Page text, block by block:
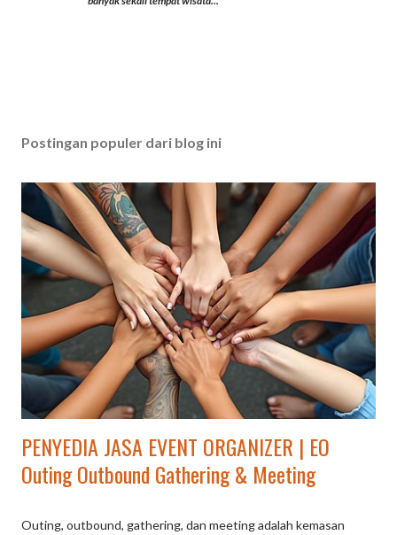
Postingan populer dari blog ini
PENYEDIA JASA EVENT ORGANIZER | EO
Outing Outbound Gathering & Meeting
Outing, outbound, gathering, dan meeting adalah kemasan